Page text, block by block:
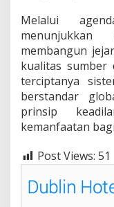
Melalui
membangun
kualitas sumber
terciptanya
berstandar
prinsip
kemanfaatan
Post Views: 51